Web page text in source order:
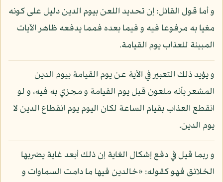
و أما قول القائل: إن تحديد اللعن بيوم الدين دليل على كونه
مغيا به مرفوعا فيه و فيما بعده فمما يدفعه ظاهر الآيات
المبينة للعذاب يوم القيامة.
و يؤيد ذلك التعبير في الآية عن يوم القيامة بيوم الدين
المشعر بأنه ملعون قبل يوم القيامة و مجزي به فيه، و لو
انقطع العذاب بقيام الساعة لكان اليوم يوم انقطاع الدين لا
يوم الدين.
و ربما قيل في دفع إشكال الغاية إن ذلك أبعد غاية يضربها
الخلائق فهو كقوله: «خالدين فيها ما دامت السماوات و